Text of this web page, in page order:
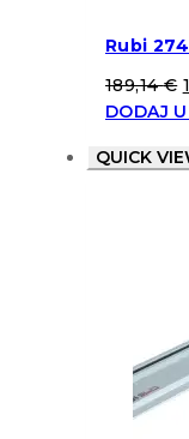
Rubi
189,14€
DODAJ
QUICK